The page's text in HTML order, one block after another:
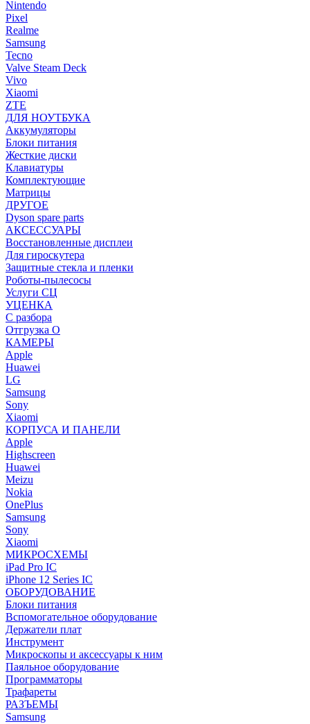
Nintendo
Pixel
Realme
Samsung
Tecno
Valve Steam Deck
Vivo
Xiaomi
ZTE
ДЛЯ НОУТБУКА
Аккумуляторы
Блоки питания
Жесткие диски
Клавиатуры
Комплектующие
Матрицы
ДРУГОЕ
Dyson spare parts
АКСЕССУАРЫ
Восстановленные дисплеи
Для гироскутера
Защитные стекла и пленки
Роботы-пылесосы
Услуги СЦ
УЦЕНКА
С разбора
Отгрузка О
КАМЕРЫ
Apple
Huawei
LG
Samsung
Sony
Xiaomi
КОРПУСА И ПАНЕЛИ
Apple
Highscreen
Huawei
Meizu
Nokia
OnePlus
Samsung
Sony
Xiaomi
МИКРОСХЕМЫ
iPad Pro IC
iPhone 12 Series IC
ОБОРУДОВАНИЕ
Блоки питания
Вспомогательное оборудование
Держатели плат
Инструмент
Микроскопы и аксессуары к ним
Паяльное оборудование
Программаторы
Трафареты
РАЗЪЕМЫ
Samsung